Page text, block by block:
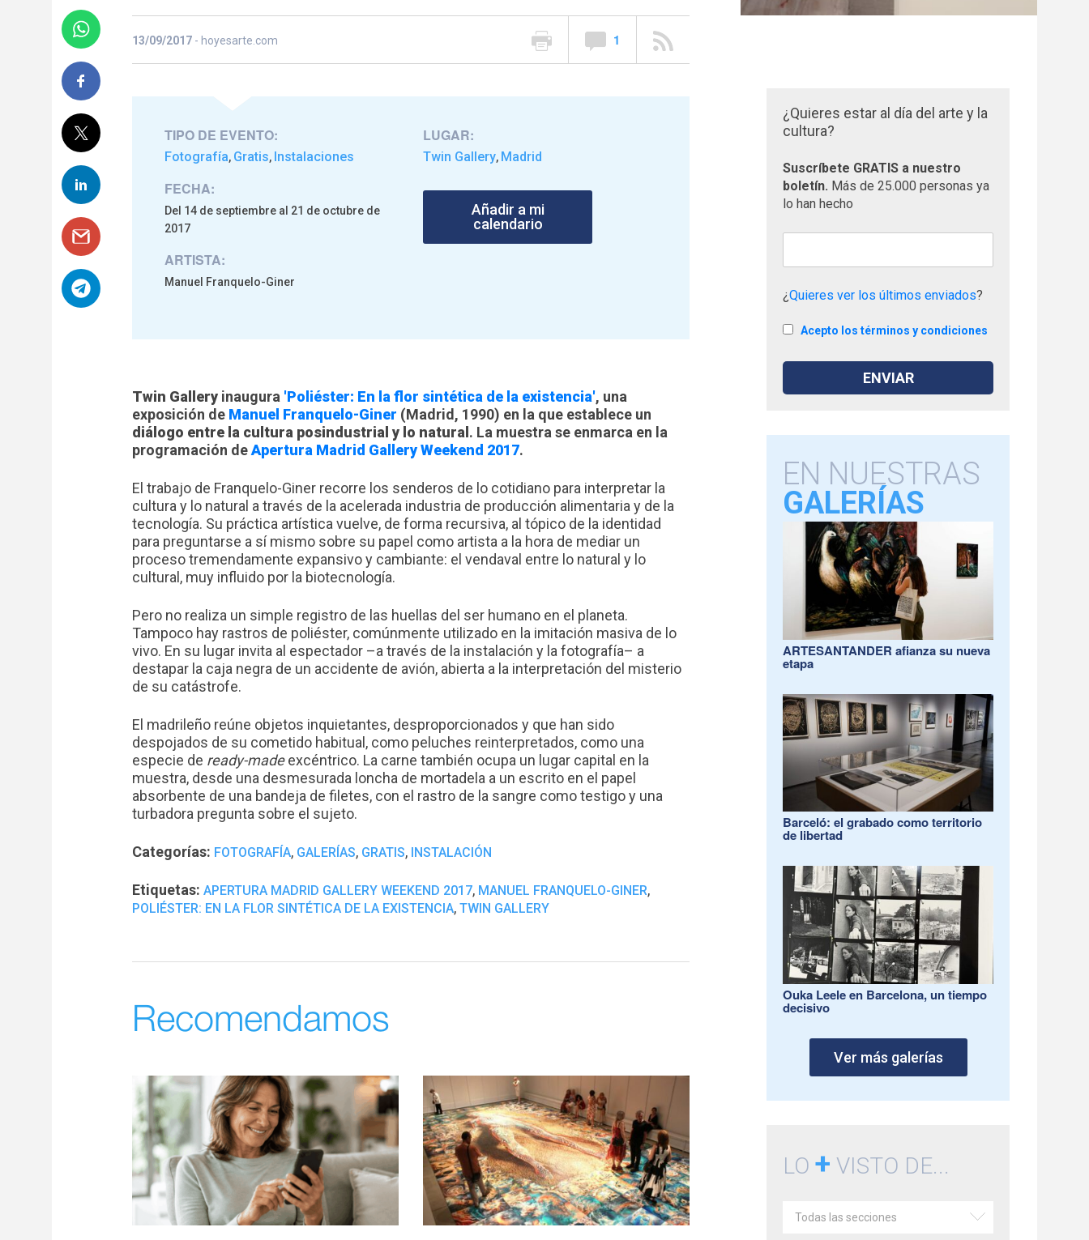
13/09/2017 - hoyesarte.com 1
TIPO DE EVENTO:
Fotografía, Gratis, Instalaciones
FECHA:
Del 14 de septiembre al 21 de octubre de
2017
ARTISTA:
Manuel Franquelo-Giner
LUGAR:
Twin Gallery, Madrid
Añadir a mi
calendario
Twin Gallery inaugura 'Poliéster: En la flor sintética de la existencia', una
exposición de Manuel Franquelo-Giner (Madrid, 1990) en la que establece un
diálogo entre la cultura posindustrial y lo natural . La muestra se enmarca en la
programación deApertura Madrid Gallery Weekend 2017.
El trabajo de Franquelo-Giner recorre los senderos de lo cotidiano para interpretar la
cultura y lo natural a través de la acelerada industria de producción alimentaria y de la
tecnología. Su práctica artística vuelve, de forma recursiva, al tópico de la identidad
para preguntarse a sí mismo sobre su papel como artista a la hora de mediar un
proceso tremendamente expansivo y cambiante: el vendaval entre lo natural y lo
cultural, muy influido por la biotecnología.
Pero no realiza un simple registro de las huellas del ser humano en el planeta.
Tampoco hay rastros de poliéster, comúnmente utilizado en la imitación masiva de lo
vivo. En su lugar invita al espectador –a través de la instalación y la fotografía– a
destapar la caja negra de un accidente de avión, abierta a la interpretación del misterio
de su catástrofe.
El madrileño reúne objetos inquietantes, desproporcionados y que han sido
despojados de su cometido habitual, como peluches reinterpretados, como una
especie de ready-madeexcéntrico. La carne también ocupa un lugar capital en la
muestra, desde una desmesurada loncha de mortadela a un escrito en el papel
absorbente de una bandeja de filetes, con el rastro de la sangre como testigo y una
turbadora pregunta sobre el sujeto.
Categorías: FOTOGRAFÍA, GALERÍAS, GRATIS, INSTALACIÓN
Etiquetas: APERTURA MADRID GALLERY WEEKEND 2017, MANUEL FRANQUELO-GINER,
POLIÉSTER: EN LA FLOR SINTÉTICA DE LA EXISTENCIA, TWIN GALLERY
Recomendamos
¿Quieres estar al día del arte y la
cultura?
Suscríbete GRATIS a nuestro
boletín. Más de 25.000 personas ya
lo han hecho
¿Quieres ver los últimos enviados?
Acepto los términos y condiciones
EN NUESTRAS
GALERÍAS
ARTESANTANDER afianza su nueva
etapa
Barceló: el grabado como territorio
de libertad
Ouka Leele en Barcelona, un tiempo
decisivo
Ver más galerías
LO+ VISTO DE...
Todas las secciones